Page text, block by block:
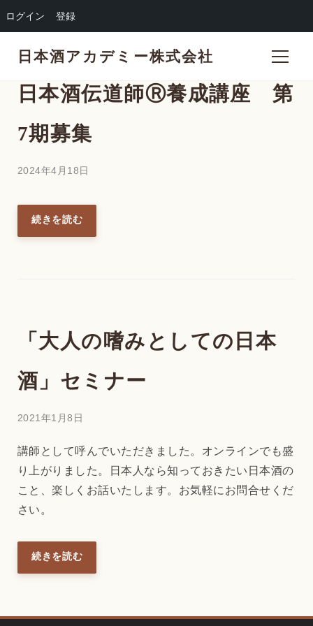
ログイン 登録
日本酒アカデミー株式会社
日本酒伝道師Ⓡ養成講座 第
7期募集
2024年4月18日
続きを読む
「大人の嗜みとしての日本
酒」セミナー
2021年1月8日
講師として呼んでいただきました。オンラインでも盛
り上がりました。日本人なら知っておきたい日本酒の
こと、楽しくお話いたします。お気軽にお問合せくだ
さい。
続きを読む